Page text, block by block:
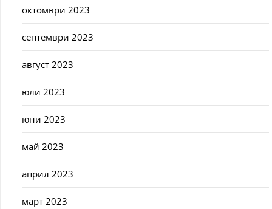
октомври 2023
септември 2023
август 2023
юли 2023
юни 2023
май 2023
април 2023
март 2023